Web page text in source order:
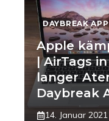
DAYBREAK
Apple
| AirTags
langer
Daybreak
14. Januar 2021